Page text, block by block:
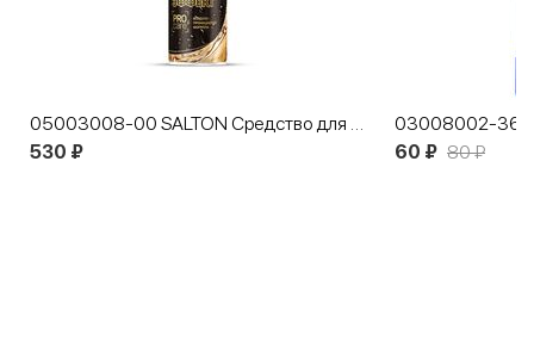
05003008-00 SALTON Средство для защиты от воды, снега, грязи 300 мл
530 ₽
60 ₽ 80 ₽